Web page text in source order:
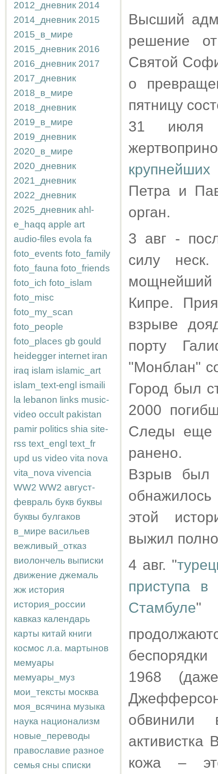
2012_дневник 2014
2014_дневник 2015
2015_в_мире
2015_дневник 2016
2016_дневник 2017
2017_дневник
2018_в_мире
2018_дневник
2019_в_мире
2019_дневник
2020_в_мире
2020_дневник
2021_дневник
2022_дневник
2025_дневник ahl-
e_haqq apple art
audio-files evola fa
foto_events foto_family
foto_fauna foto_friends
foto_ich foto_islam
foto_misc
foto_my_scan
foto_people
foto_places gb gould
heidegger internet iran
iraq islam islamic_art
islam_text-engl ismaili
la lebanon links music-
video occult pakistan
pamir politics shia site-
rss text_engl text_fr
upd us video vita nova
vita_nova vivencia
WW2 WW2 август-
февраль букв буквы
буквы булгаков
в_мире васильев
вежливый_отказ
виолончель выписки
движение джемаль
жж история
история_россии
кавказ календарь
карты китай книги
космос л.а. мартынов
мемуары
мемуары_муз
мои_тексты москва
моя_всячина музыка
наука национализм
новые_переводы
православие разное
семья сны списки
Высший
решение
Святой
о
пятницу
31 июля
Петра и
орган.
3 авг -
силу
Кипре.
взрыве
порту
"Монблан"
Город был
2000
Следы еще
ранено.
Взрыв был
этой
выжил
4 авг. "
приступа
Стамбуле"
1968
обвинили
активистка
кожа –